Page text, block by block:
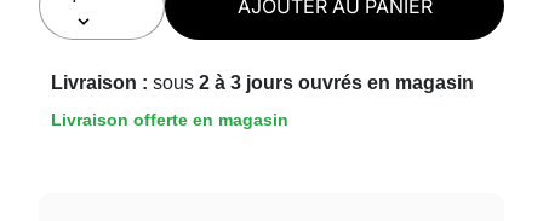
AJOUTER AU PANIER
Livraison : sous 2 à 3 jours ouvrés en magasin
Livraison offerte en magasin